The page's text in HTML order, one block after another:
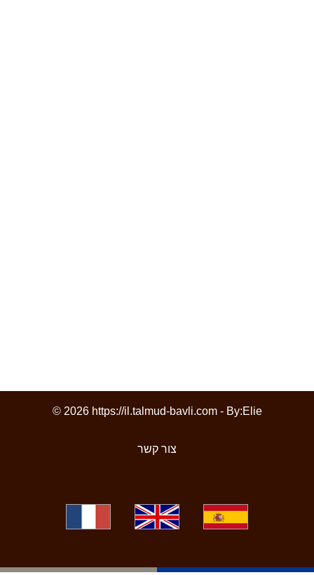
© 2026 https://il.talmud-bavli.com - By:Elie
צור קשר